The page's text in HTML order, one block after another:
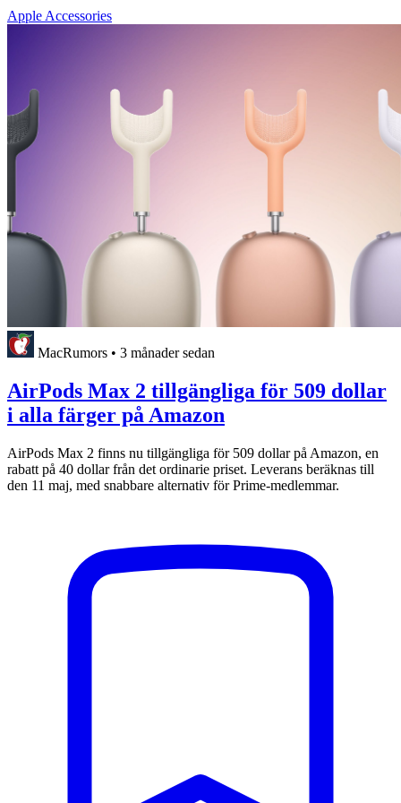
Apple Accessories
MacRumors • 3 månader sedan
AirPods Max 2 tillgängliga för 509 dollar
i alla färger på Amazon
AirPods Max 2 finns nu tillgängliga för 509 dollar på Amazon, en
rabatt på 40 dollar från det ordinarie priset. Leverans beräknas till
den 11 maj, med snabbare alternativ för Prime-medlemmar.